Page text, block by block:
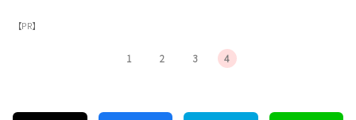
【PR】
1 2 3 4